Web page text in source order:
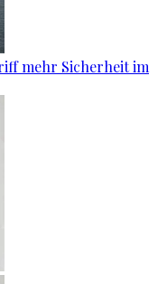
mehr Sicherheit im